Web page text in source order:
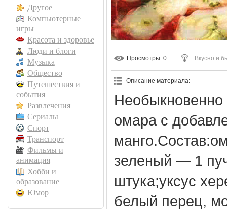
Другое
Компьютерные
игры
Красота и здоровье
Люди и блоги
Музыка
Общество
Путешествия и
события
Развлечения
Сериалы
Спорт
Транспорт
Фильмы и
анимация
Хобби и
образование
Юмор
Просмотры: 0 Вкусно и
Описание материала:
Необыкновенно
омара с
зеленый — 1
штука;уксус
белый перец,